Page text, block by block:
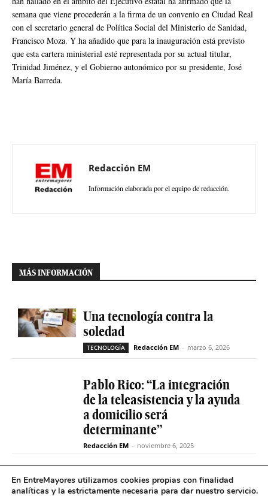
semana que viene procederán a la firma de un convenio en Ciudad Real
con el secretario general de Política Social del Ministerio de Sanidad,
Francisco Moza. Y ha añadido que para la inauguración está previsto
que esta cartera ministerial esté representada por su actual titular,
Trinidad Jiménez, y el Gobierno autonómico por su presidente, José
María Barreda.
Redacción EM
Información elaborada por el equipo de redacción.
MÁS INFORMACIÓN
Una tecnología contra la
soledad
TECNOLOGÍA Redacción EM - marzo 6, 2026
Pablo Rico: “La integración
de la teleasistencia y la ayuda
a domicilio será
determinante”
Redacción EM - noviembre 6, 2025
Una cátedra para impulsar la
En EntreMayores utilizamos cookies propias con finalidad
analíticas y la estrictamente necesaria para dar nuestro servicio.